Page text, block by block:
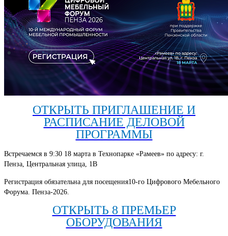
ОТКРЫТЬ ПРИГЛАШЕНИЕ И
РАСПИСАНИЕ ДЕЛОВОЙ
ПРОГРАММЫ
Встречаемся в 9:30 18 марта в Технопарке «Рамеев» по адресу: г.
Пенза, Центральная улица, 1В
Регистрация обязательна для посещения10-го Цифрового Мебельного
Форума. Пенза-2026.
ОТКРЫТЬ 8 ПРЕМЬЕР
ОБОРУДОВАНИЯ